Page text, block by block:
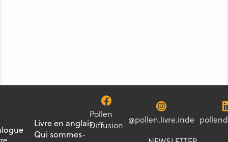
Livre en anglais
Qui sommes-
Pollen
Diffusion @pollen.livre.inde